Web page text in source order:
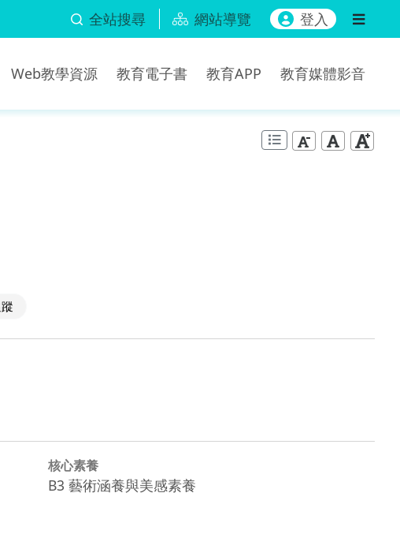
全站搜尋 網站導覽 登入
Web教學資源 教育電子書 教育APP 教育媒體影音
核心素養
B3 藝術涵養與美感素養